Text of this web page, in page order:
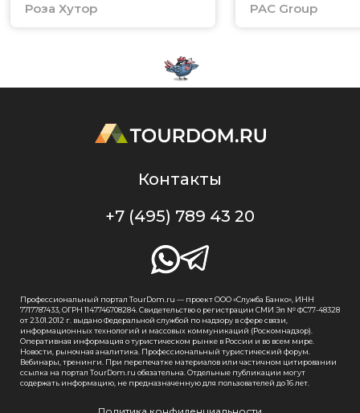
Роза Хутор PAC Group
Контакты
+7 (495) 789 43 20
Профессиональный портал TourDom.ru — проект ООО «Служба Банко», ИНН
7717787433, ОГРН 1147746708284. Свидетельство о регистрации СМИ Эл № ФС77-48328
от 23.01.2012 г. выдано Федеральной службой по надзору в сфере связи,
информационных технологий и массовых коммуникаций (Роскомнадзор).
Оперативная информация о туристическом рынке в России и во всем мире.
Новости, рыночная аналитика. Профессиональный туристический форум.
Вебинары, тренинги. При перепечатке материалов или частичном цитировании
ссылка на портал TourDom.ru обязательна. Отдельные публикации могут
содержать информацию, не предназначенную для пользователей до 16 лет.